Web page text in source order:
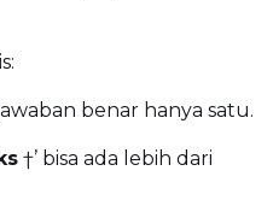
jawaban benar hanya satu.
†’ bisa ada lebih dari